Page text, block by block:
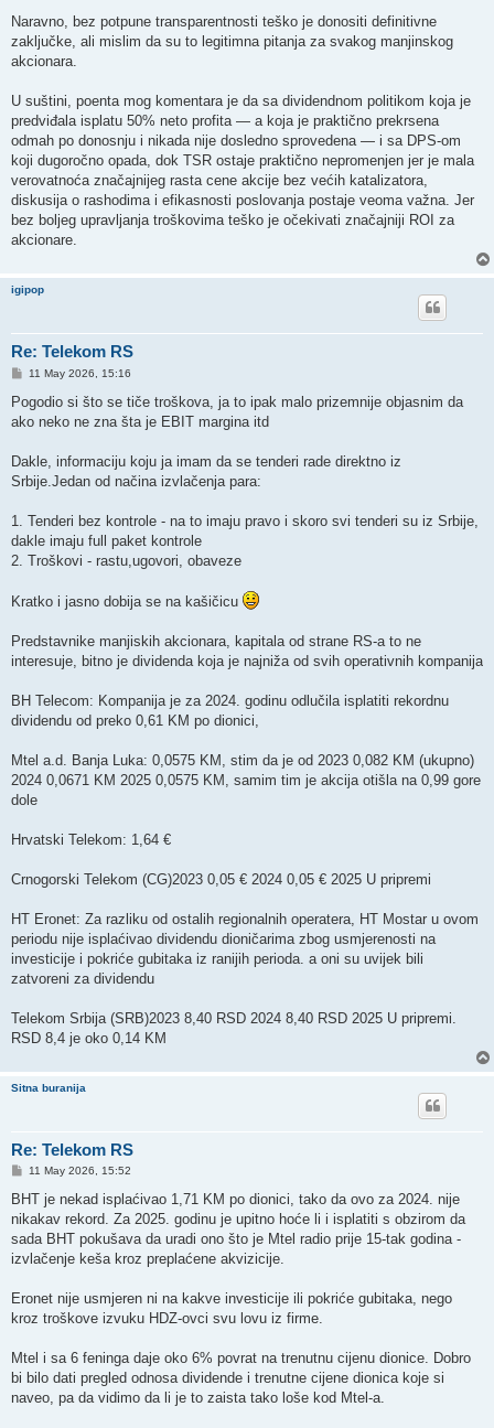
Naravno, bez potpune transparentnosti teško je donositi definitivne
zaključke, ali mislim da su to legitimna pitanja za svakog manjinskog
akcionara.
U suštini, poenta mog komentara je da sa dividendnom politikom koja je
predviđala isplatu 50% neto profita — a koja je praktično prekrsena
odmah po donosnju i nikada nije dosledno sprovedena — i sa DPS-om
koji dugoročno opada, dok TSR ostaje praktično nepromenjen jer je mala
verovatnoća značajnijeg rasta cene akcije bez većih katalizatora,
diskusija o rashodima i efikasnosti poslovanja postaje veoma važna. Jer
bez boljeg upravljanja troškovima teško je očekivati značajniji ROI za
akcionare.
igipop
Re: Telekom RS
P
s
11 May 2026, 15:16
Pogodio si što se tiče troškova, ja to ipak malo prizemnije objasnim da
ako neko ne zna šta je EBIT margina itd
Dakle, informaciju koju ja imam da se tenderi rade direktno iz
Srbije.Jedan od načina izvlačenja para:
1. Tenderi bez kontrole - na to imaju pravo i skoro svi tenderi su iz Srbije,
dakle imaju full paket kontrole
2. Troškovi - rastu,ugovori, obaveze
Kratko i jasno dobija se na kašičicu
Predstavnike manjiskih akcionara, kapitala od strane RS-a to ne
interesuje, bitno je dividenda koja je najniža od svih operativnih kompanija
BH Telecom: Kompanija je za 2024. godinu odlučila isplatiti rekordnu
dividendu od preko 0,61 KM po dionici,
Mtel a.d. Banja Luka: 0,0575 KM, stim da je od 2023 0,082 KM (ukupno)
2024 0,0671 KM 2025 0,0575 KM, samim tim je akcija otišla na 0,99 gore
dole
Hrvatski Telekom: 1,64 €
Crnogorski Telekom (CG)2023 0,05 € 2024 0,05 € 2025 U pripremi
HT Eronet: Za razliku od ostalih regionalnih operatera, HT Mostar u ovom
periodu nije isplaćivao dividendu dioničarima zbog usmjerenosti na
investicije i pokriće gubitaka iz ranijih perioda. a oni su uvijek bili
zatvoreni za dividendu
Telekom Srbija (SRB)2023 8,40 RSD 2024 8,40 RSD 2025 U pripremi.
RSD 8,4 je oko 0,14 KM
Sitna buranija
Re: Telekom RS
P
s
11 May 2026, 15:52
BHT je nekad isplaćivao 1,71 KM po dionici, tako da ovo za 2024. nije
nikakav rekord. Za 2025. godinu je upitno hoće li i isplatiti s obzirom da
sada BHT pokušava da uradi ono što je Mtel radio prije 15-tak godina -
izvlačenje keša kroz preplaćene akvizicije.
Eronet nije usmjeren ni na kakve investicije ili pokriće gubitaka, nego
kroz troškove izvuku HDZ-ovci svu lovu iz firme.
Mtel i sa 6 feninga daje oko 6% povrat na trenutnu cijenu dionice. Dobro
bi bilo dati pregled odnosa dividende i trenutne cijene dionica koje si
naveo, pa da vidimo da li je to zaista tako loše kod Mtel-a.